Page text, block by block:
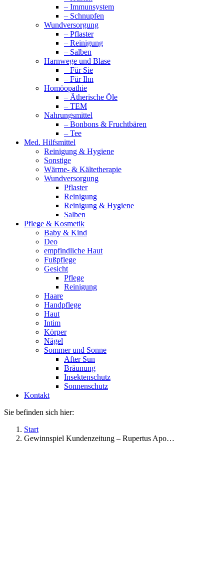
– Immunsystem
– Schnupfen
Wundversorgung
– Pflaster
– Reinigung
– Salben
Harnwege und Blase
– Für Sie
– Für Ihn
Homöopathie
– Ätherische Öle
– TEM
Nahrungsmittel
– Bonbons & Fruchtbären
– Tee
Med. Hilfsmittel
Reinigung & Hygiene
Sonstige
Wärme- & Kältetherapie
Wundversorgung
Pflaster
Reinigung
Reinigung & Hygiene
Salben
Pflege & Kosmetik
Baby & Kind
Deo
empfindliche Haut
Fußpflege
Gesicht
Pflege
Reinigung
Haare
Handpflege
Haut
Intim
Körper
Nägel
Sommer und Sonne
After Sun
Bräunung
Insektenschutz
Sonnenschutz
Kontakt
Sie befinden sich hier:
Start
Gewinnspiel Kundenzeitung – Rupertus Apo…